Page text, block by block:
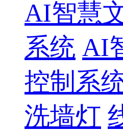
AI智慧
系统 AI
控制系
洗墙灯